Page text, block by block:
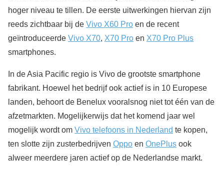
hoger niveau te tillen. De eerste uitwerkingen hiervan zijn
reeds zichtbaar bij de Vivo X60 Pro en de recent
geïntroduceerde Vivo X70, X70 Pro en X70 Pro Plus
smartphones.
In de Asia Pacific regio is Vivo de grootste smartphone
fabrikant. Hoewel het bedrijf ook actief is in 10 Europese
landen, behoort de Benelux vooralsnog niet tot één van de
afzetmarkten. Mogelijkerwijs dat het komend jaar wel
mogelijk wordt om Vivo telefoons in Nederland te kopen,
ten slotte zijn zusterbedrijven Oppo en OnePlus ook
alweer meerdere jaren actief op de Nederlandse markt.